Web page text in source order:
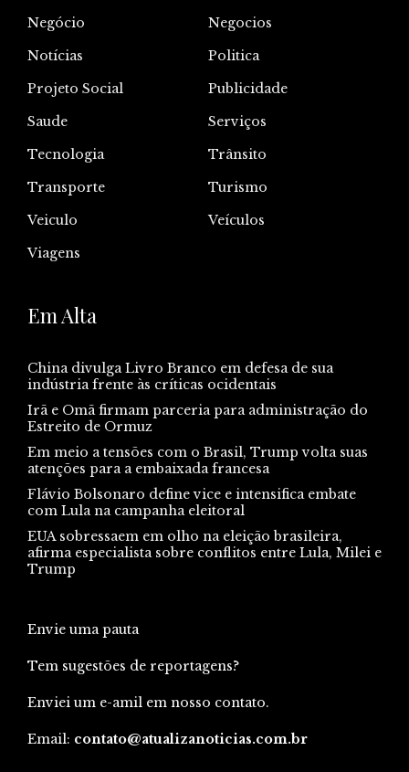
Negócio
Negocios
Notícias
Politica
Projeto Social
Publicidade
Saude
Serviços
Tecnologia
Trânsito
Transporte
Turismo
Veiculo
Veículos
Viagens
Em Alta
China divulga Livro Branco em defesa de sua
indústria frente às críticas ocidentais
Irã e Omã firmam parceria para administração do
Estreito de Ormuz
Em meio a tensões com o Brasil, Trump volta suas
atenções para a embaixada francesa
Flávio Bolsonaro define vice e intensifica embate
com Lula na campanha eleitoral
EUA sobressaem em olho na eleição brasileira,
afirma especialista sobre conflitos entre Lula, Milei e
Trump
Envie uma pauta
Tem sugestões de reportagens?
Enviei um e-amil em nosso contato.
Email: contato@atualizanoticias.com.br